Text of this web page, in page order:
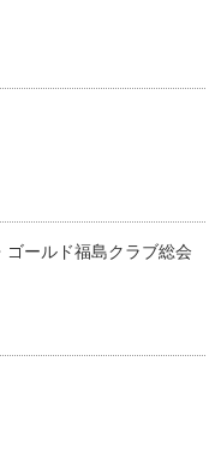
ールド福島クラブ総会